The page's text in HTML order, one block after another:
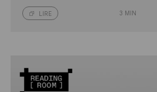
LIRE 3 MIN